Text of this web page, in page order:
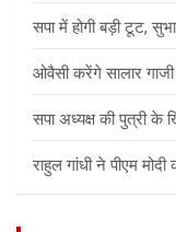
सपा में होगी बड़ी टूट,
ओवैसी करेंगे सालार
सपा अध्यक्ष की पुत्री के
राहुल गांधी ने पीएम